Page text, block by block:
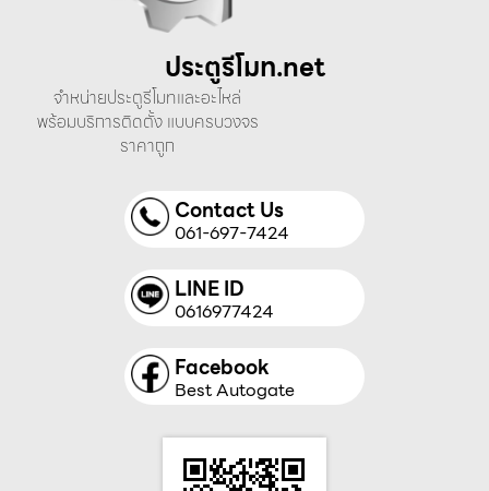
ประตูรีโมท.net
จำหน่ายประตูรีโมทและอะไหล่
พร้อมบริการติดตั้ง แบบครบวงจร
ราคาถูก
Contact Us
061-697-7424
LINE ID
0616977424
Facebook
Best Autogate